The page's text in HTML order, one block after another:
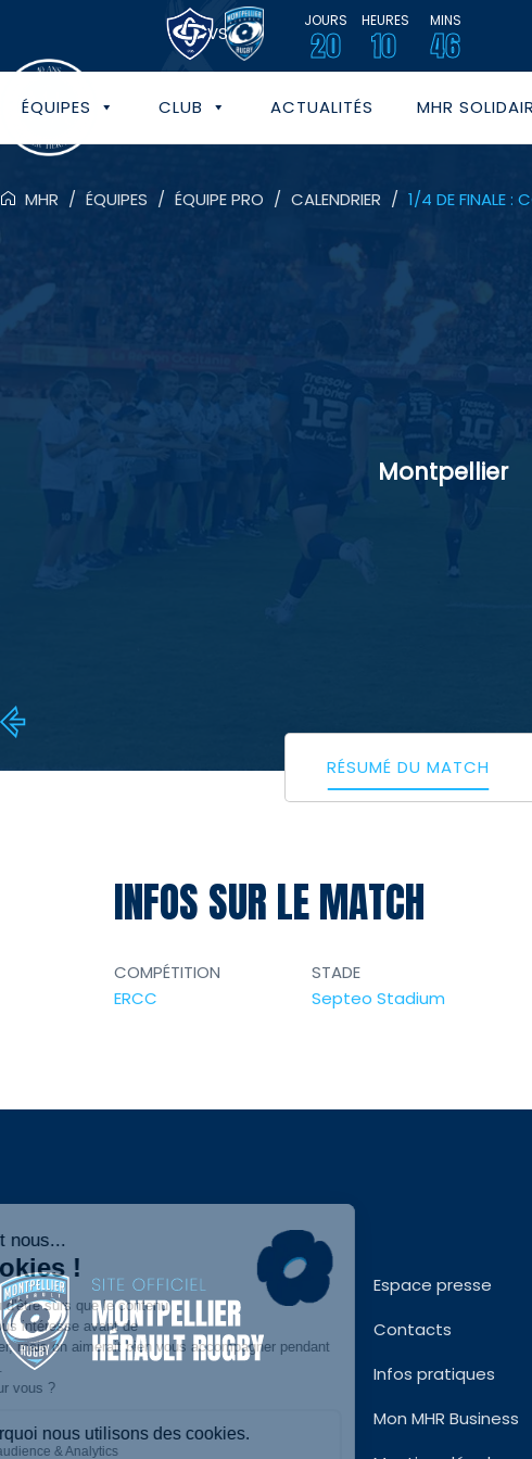
VS
JOURS
20
HEURES
10
MINS
46
ÉQUIPES CLUB ACTUALITÉS MHR
MHR / ÉQUIPES / ÉQUIPE PRO / CALENDRIER / 1/4 DE FINALE :
Montpellier
RÉSUMÉ DU MATCH
INFOS SUR LE MATCH
COMPÉTITION
ERCC
STADE
Septeo Stadium
Espace presse
Contacts
Infos pratiques
Mon MHR Business